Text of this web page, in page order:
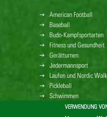
American Football
Baseball
Budo-Kampfsportarten
Fitness und Gesundheit
Gerätturnen
Jedermannsport
Laufen und Nordic
Pickleball
Schwimmen
VolleyballVERWENDUNG